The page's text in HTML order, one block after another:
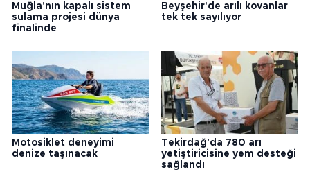
Muğla'nın kapalı sistem
sulama projesi dünya
finalinde
Beyşehir'de arılı kovanlar
tek tek sayılıyor
Motosiklet deneyimi
denize taşınacak
Tekirdağ'da 780 arı
yetiştiricisine yem desteği
sağlandı